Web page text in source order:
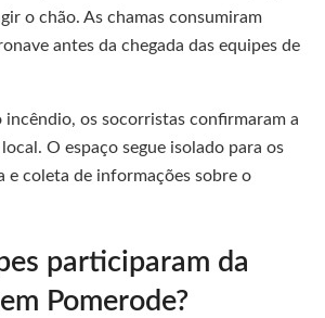
o chão. As chamas consumiram
antes da chegada das equipes de
incêndio, os socorristas confirmaram a
O espaço segue isolado para os
e coleta de informações sobre o
participaram da
Pomerode?